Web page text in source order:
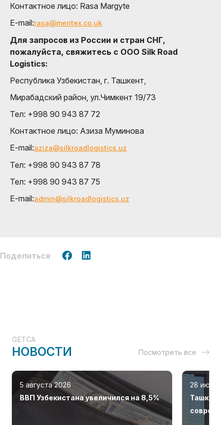
Контактное лицо: Rasa Margyte
E-mail:rasa@meritex.co.uk
Для запросов из России и стран СНГ,
пожалуйста, свяжитесь с OOO Silk Road
Logistics:
Республика Узбекистан, г. Ташкент,
Мирабадский район, ул.Чимкент 19/73
Тел: +998 90 943 87 72
Контактное лицо: Азиза Муминовa
E-mail:aziza@silkroadlogistics.uz
Тел: +998 90 943 87 78
Тел: +998 90 943 87 75
E-mail:admin@silkroadlogistics.uz
Поделиться
GETCA
НОВОСТИ Посмотреть все
5 августа 2026
ВВП Узбекистана увеличился на 8,5%
28 июля